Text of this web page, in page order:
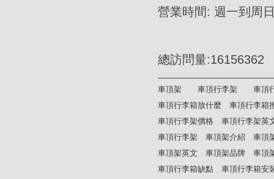
營業時間: 週一到周
總訪問量
車頂架 車頂行李架
車頂
車頂行李箱放什麼
車頂行李箱
車頂行李架價格
車頂行李架英
車頂行李架
車頂架介紹
車頂
車頂架英文
車頂架品牌
車頂
車頂行李箱缺點
車頂行李箱安